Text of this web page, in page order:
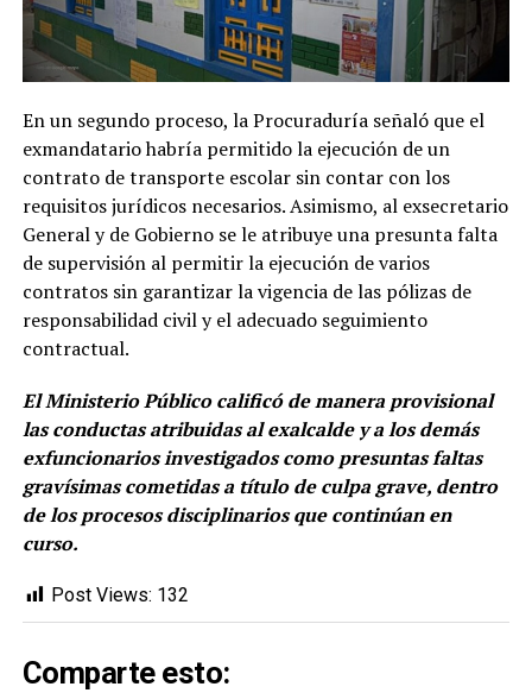
En un segundo proceso, la Procuraduría señaló que el
exmandatario habría permitido la ejecución de un
contrato de transporte escolar sin contar con los
requisitos jurídicos necesarios. Asimismo, al exsecretario
General y de Gobierno se le atribuye una presunta falta
de supervisión al permitir la ejecución de varios
contratos sin garantizar la vigencia de las pólizas de
responsabilidad civil y el adecuado seguimiento
contractual.
El Ministerio Público calificó de manera provisional
las conductas atribuidas al exalcalde y a los demás
exfuncionarios investigados como presuntas faltas
gravísimas cometidas a título de culpa grave, dentro
de los procesos disciplinarios que continúan en
curso.
Post Views: 132
Comparte esto: